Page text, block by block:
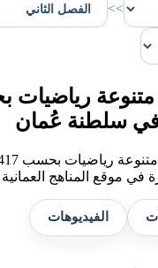
>>
في سلطنة عُمان
في موقع المناهج العمانية
الفيديوهات